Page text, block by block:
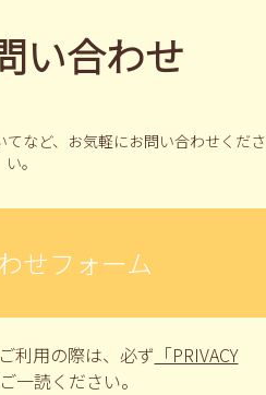
い合わせ
など、
お気軽にお問い合わせくださ
い。
せフォーム
利用の際は、 必ず 「PRIVACY
一読ください。